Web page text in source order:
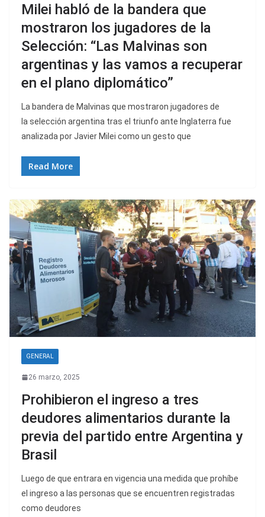
Milei habló de la bandera que
mostraron los jugadores de la
Selección: “Las Malvinas son
argentinas y las vamos a recuperar
en el plano diplomático”
La bandera de Malvinas que mostraron jugadores de
la selección argentina tras el triunfo ante Inglaterra fue
analizada por Javier Milei como un gesto que
Read More
GENERAL
26 marzo, 2025
Prohibieron el ingreso a tres
deudores alimentarios durante la
previa del partido entre Argentina y
Brasil
Luego de que entrara en vigencia una medida que prohíbe
el ingreso a las personas que se encuentren registradas
como deudores